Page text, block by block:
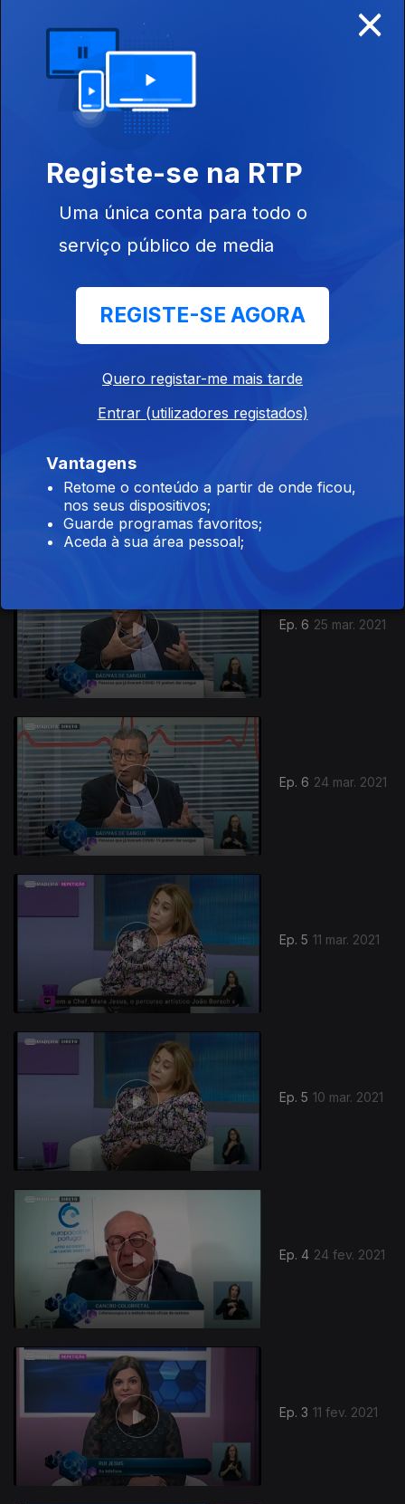
Ep. 7
Ep. 6 25 mar. 2021
Ep. 6 24 mar. 2021
Ep. 5 11 mar. 2021
Ep. 5 10 mar. 2021
Ep. 4 24 fev. 2021
Ep. 3 11 fev. 2021
524104
×
Registe-se na RTP
Uma única conta para todo o
serviço público de media
REGISTE-SE AGORA
Quero registar-me mais tarde
Entrar (utilizadores registados)
Vantagens
Retome o conteúdo a partir de onde ficou,
nos seus dispositivos;
Guarde programas favoritos;
Aceda à sua área pessoal;